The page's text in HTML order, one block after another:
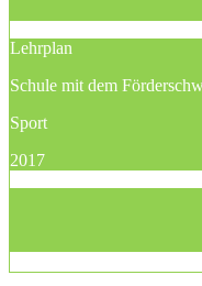
Lehrplan
Schule mit dem
Sport
2017